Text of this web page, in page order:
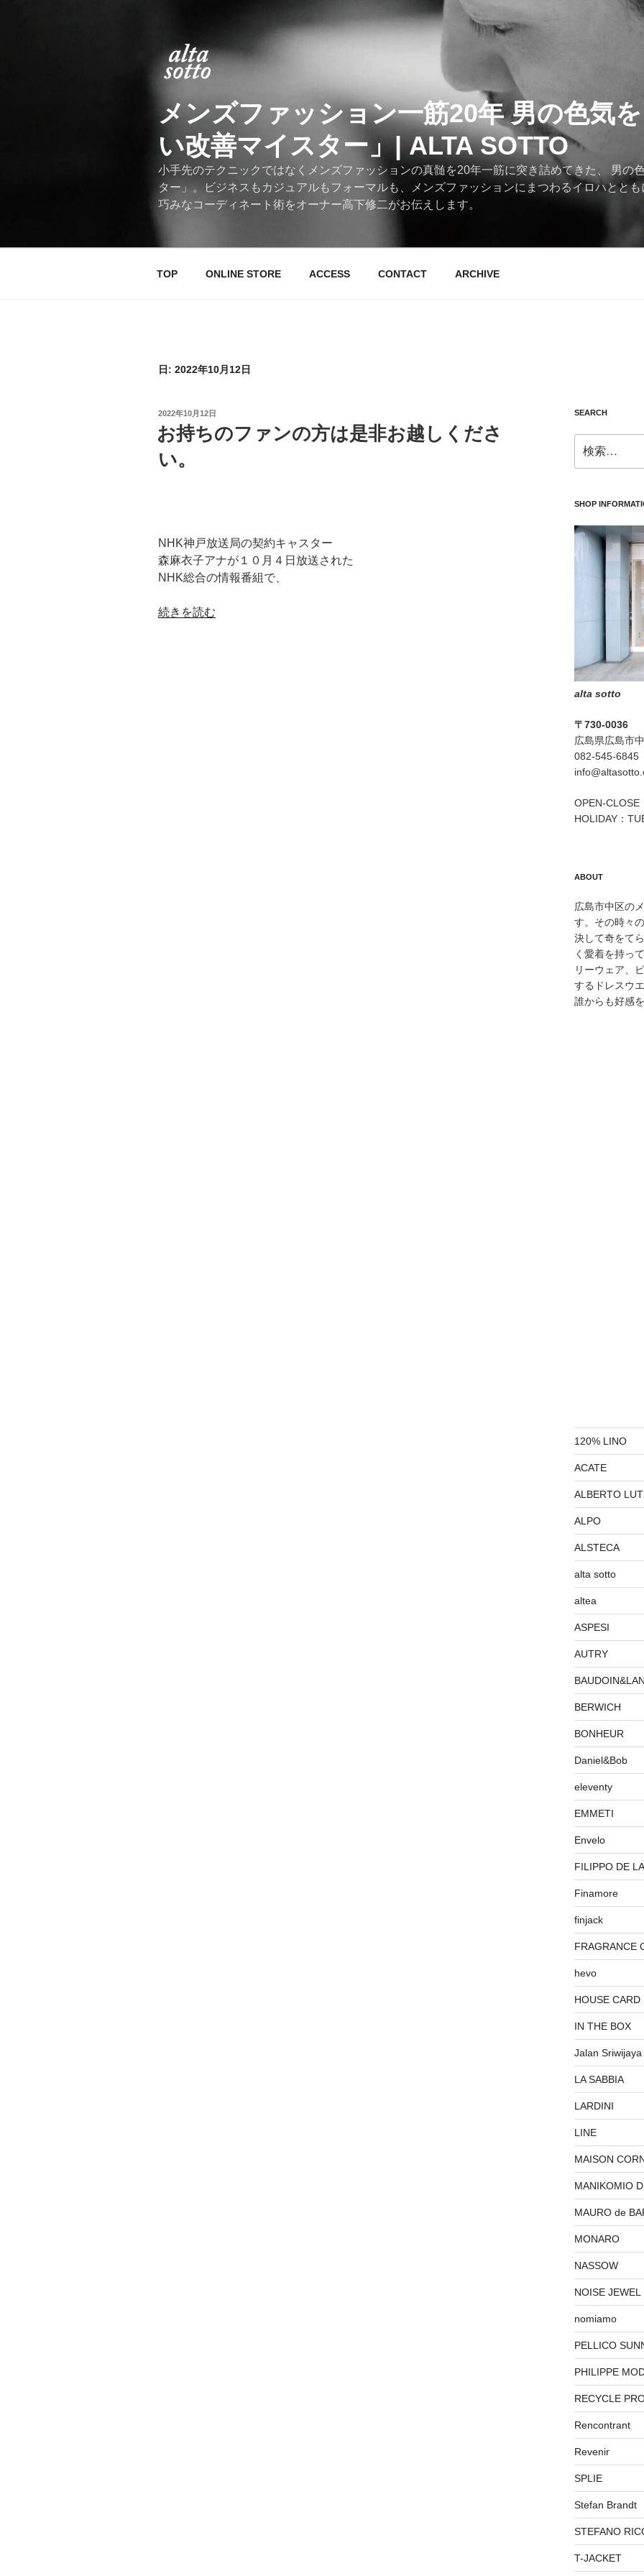
メンズファッション一筋20年 男の色気
い改善マイスター」| ALTA SOTTO
小手先のテクニックではなくメンズファッションの真髄を20年一筋に突き詰めてきた、 男の
ター」。ビジネスもカジュアルもフォーマルも、メンズファッションにまつわるイロハとと
巧みなコーディネート術をオーナー高下修二がお伝えします。
TOP ONLINE STORE ACCESS CONTACT ARCHIVE
日: 2022年10月12日
投
稿
日:
2022年10月12日
お持ちのファンの方は是非お越しくださ
い。
NHK神戸放送局の契約キャスター
森麻衣子アナが１０月４日放送された
NHK総合の情報番組で、
“お
続きを読む
SEARCH
索:
SHOP
alta sotto
〒730-0036
広島県広島市
082-545-6845
OPEN-CLOSE
HOLIDAY：
ABOUT
広島市中区の
す。その時々
決して奇をて
く愛着を持っ
リーウェア、
するドレスウ
誰からも好感
120% LINO
ACATE
ALBERTO
ALPO
ALSTECA
alta sotto
altea
ASPESI
AUTRY
BERWICH
BONHEUR
Daniel&Bob
eleventy
EMMETI
Envelo
FILIPPO DE
Finamore
finjack
FRAGRANCE
hevo
HOUSE CARD
IN THE BOX
Jalan Sriwijaya
LA SABBIA
LARDINI
LINE
MAISON
MANIKOMIO
MAURO de
MONARO
NASSOW
NOISE JEWEL
nomiamo
PELLICO
PHILIPPE
RECYCLE
Rencontrant
Revenir
SPLIE
Stefan Brandt
STEFANO
T-JACKET